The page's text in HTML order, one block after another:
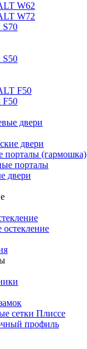
W62
W72
S70
S50
F50
F50
двери
двери
порталы (гармошка)
порталы
двери
остекление
сетки Плиссе
профиль